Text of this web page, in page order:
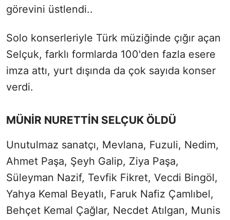
görevini üstlendi..
Solo konserleriyle Türk müziğinde çığır açan
Selçuk, farklı formlarda 100'den fazla esere
imza attı, yurt dışında da çok sayıda konser
verdi.
MÜNİR NURETTİN SELÇUK ÖLDÜ
Unutulmaz sanatçı, Mevlana, Fuzuli, Nedim,
Ahmet Paşa, Şeyh Galip, Ziya Paşa,
Süleyman Nazif, Tevfik Fikret, Vecdi Bingöl,
Yahya Kemal Beyatlı, Faruk Nafiz Çamlıbel,
Behçet Kemal Çağlar, Necdet Atılgan, Munis